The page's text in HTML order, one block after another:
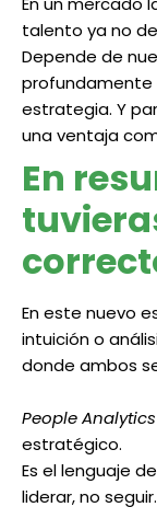
talento ya no
Depende de
profundamente
estrategia. Y
una ventaja
En
En este nuevo
intuición o
donde ambos
People Analytics
estratégico.
Es el lenguaje
liderar, no seguir.